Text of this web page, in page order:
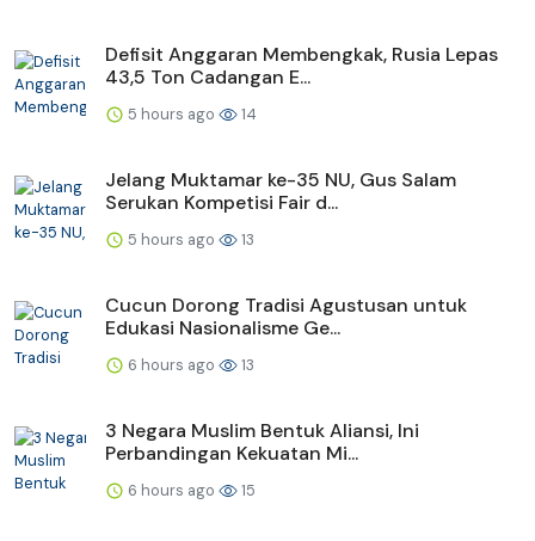
Defisit Anggaran Membengkak, Rusia Lepas
43,5 Ton Cadangan E...
5 hours ago 14
Jelang Muktamar ke-35 NU, Gus Salam
Serukan Kompetisi Fair d...
5 hours ago 13
Cucun Dorong Tradisi Agustusan untuk
Edukasi Nasionalisme Ge...
6 hours ago 13
3 Negara Muslim Bentuk Aliansi, Ini
Perbandingan Kekuatan Mi...
6 hours ago 15